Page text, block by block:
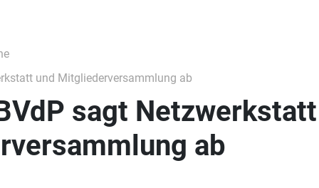
und Mitgliederversammlung ab
sagt Netzwerkstatt
ab